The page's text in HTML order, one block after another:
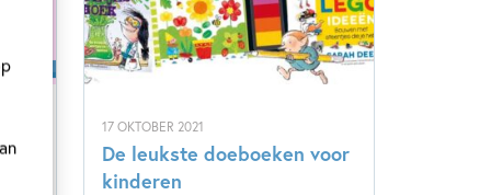
17 OKTOBER 2021
De leukste doeboeken voor
kinderen